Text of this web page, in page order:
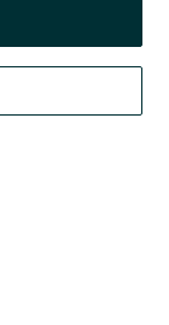
powyżej,
brzmieniu.